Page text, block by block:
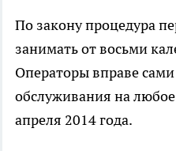
По закону процедура
занимать от восьми
Операторы вправе
обслуживания на
апреля 2014 года.